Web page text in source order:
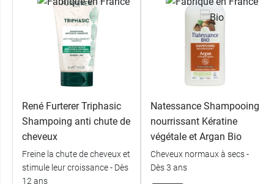
René Furterer Triphasic
Shampoing anti chute de
cheveux
Freine la chute de cheveux et
stimule leur croissance - Dès
12 ans
Natessance Shampooing
nourrissant Kératine
végétale et Argan Bio
Cheveux normaux à secs -
Dès 3 ans